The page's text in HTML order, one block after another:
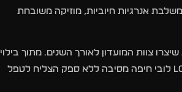
אנרגיות חיוביות, מוזיקה משובחת
צוות המועדון לאורך השנים. מתוך בילוי
במועדון קל לזהות שמדובר בקבוצה שעושה זאת בגדול ועד הפרטים הקטנים ביותר. LOBBY לובי חיפה מסיבה ללא ספק הצליח לטפל